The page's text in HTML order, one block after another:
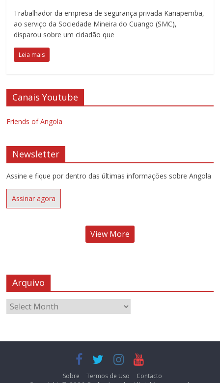
Trabalhador da empresa de segurança privada Kariapemba,
ao serviço da Sociedade Mineira do Cuango (SMC),
disparou sobre um cidadão que
Leia mais
Canais Youtube
Friends of Angola
Newsletter
Assine e fique por dentro das últimas informações sobre Angola
Assinar agora
View More
Arquivo
Sobre Termos de Uso Contacto